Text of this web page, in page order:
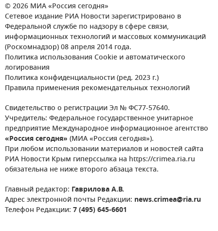
© 2026 МИА «Россия сегодня»
Сетевое издание РИА Новости зарегистрировано в
Федеральной службе по надзору в сфере связи,
информационных технологий и массовых коммуникаций
(Роскомнадзор) 08 апреля 2014 года.
Политика использования Cookie и автоматического
логирования
Политика конфиденциальности (ред. 2023 г.)
Правила применения рекомендательных технологий
Свидетельство о регистрации Эл № ФС77-57640.
Учредитель: Федеральное государственное унитарное
предприятие Международное информационное агентство
«Россия сегодня» (МИА «Россия сегодня»).
При любом использовании материалов и новостей сайта
РИА Новости Крым гиперссылка на https://crimea.ria.ru
обязательна не ниже второго абзаца текста.
Главный редактор: Гаврилова А.В.
Адрес электронной почты Редакции: news.crimea@ria.ru
Телефон Редакции: 7 (495) 645-6601